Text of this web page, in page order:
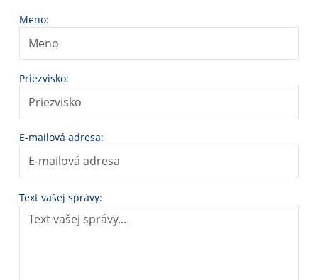
Meno:
Priezvisko:
E-mailová adresa:
Text vašej správy: